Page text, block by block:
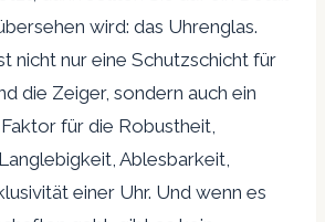
wird: das Uhrenglas.
nicht nur eine Schutzschicht für
die Zeiger, sondern auch ein
für die Robustheit,
Ablesbarkeit,
einer Uhr. Und wenn es